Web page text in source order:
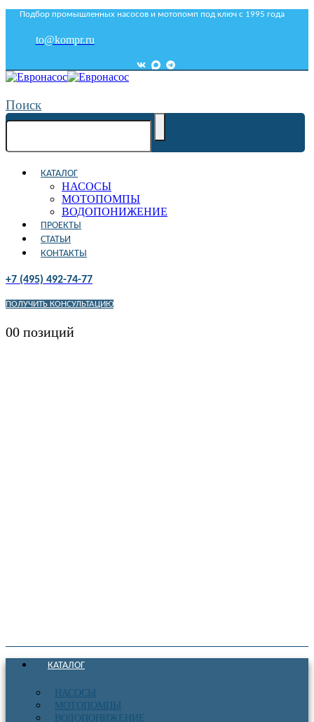
Подбор промышленных насосов и мотопомп под ключ с 1995 года
to@kompr.ru
Поиск
КАТАЛОГ
НАСОСЫ
МОТОПОМПЫ
ВОДОПОНИЖЕНИЕ
ПРОЕКТЫ
СТАТЬИ
КОНТАКТЫ
+7 (495) 492-74-77
ПОЛУЧИТЬ КОНСУЛЬТАЦИЮ
00 позиций
КАТАЛОГ
НАСОСЫ
МОТОПОМПЫ
ВОДОПОНИЖЕНИЕ